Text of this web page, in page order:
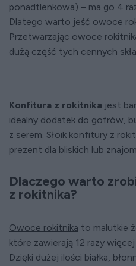
ponadtlenkowa) – ma go 4
Dlatego warto jeść owoce
Przetwarzając owoce
dużą część tych cennych
Konfitura z rokitnika jest
idealny dodatek do gofrów,
z serem. Słoik konfitury z
prezent dla bliskich lub
Dlaczego warto
z rokitnika?
Owoce rokitnika to malutkie
które zawierają 12 razy więcej
Dzięki dużej ilości białka,